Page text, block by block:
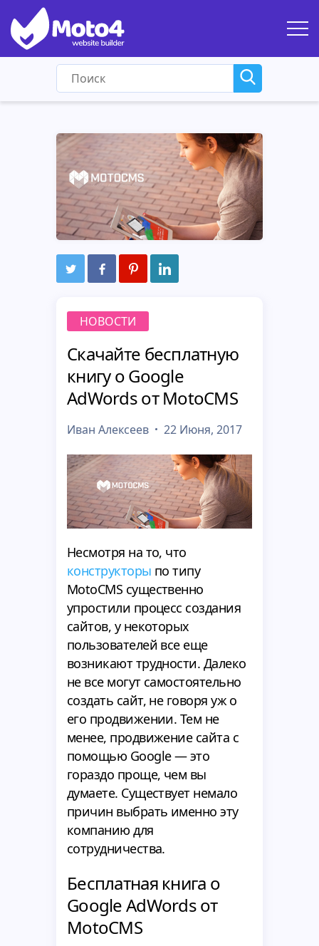
НОВОСТИ
Скачайте бесплатную
книгу о Google
AdWords от MotoCMS
Иван Алексеев 22 Июня, 2017
Несмотря на то, что
конструкторы по типу
MotoCMS существенно
упростили процесс создания
сайтов, у некоторых
пользователей все еще
возникают трудности. Далеко
не все могут самостоятельно
создать сайт, не говоря уж о
его продвижении. Тем не
менее, продвижение сайта с
помощью Google — это
гораздо проще, чем вы
думаете. Существует немало
причин выбрать именно эту
компанию для
сотрудничества.
Бесплатная книга о
Google AdWords от
MotoCMS